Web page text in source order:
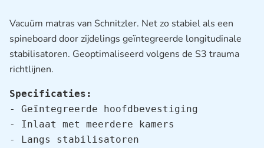
Vacuüm matras van Schnitzler. Net zo stabiel als een
spineboard door zijdelings geïntegreerde longitudinale
stabilisatoren. Geoptimaliseerd volgens de S3 trauma
richtlijnen.
Specificaties:
- Geïntegreerde hoofdbevestiging
- Inlaat met meerdere kamers
- Langs stabilisatoren